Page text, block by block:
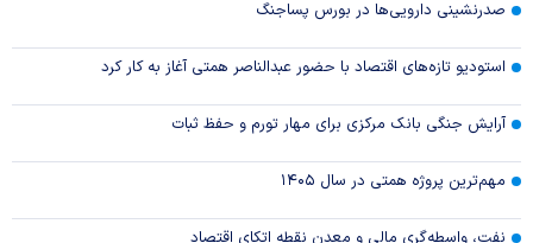
صدرنشینی دارویی‌ها در بورس پساجنگ
استودیو تازه‌های اقتصاد با حضور عبدالناصر همتی آغاز به کار کرد
آرایش جنگی بانک مرکزی برای مهار تورم و حفظ ثبات
مهم‌ترین پروژه همتی در سال ۱۴۰۵